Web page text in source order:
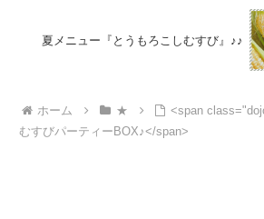
夏メニュー『とうもろこしむすび』♪♪
ホーム ★
<span
むすびパーティーBOX♪</span>